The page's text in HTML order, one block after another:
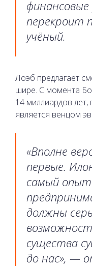
перекроит
учёный.
Лоэб предлагает
шире. С момента
14 миллиардов лет,
является венцом
«Вполне
первые.
самый
должны
существа
до нас», —